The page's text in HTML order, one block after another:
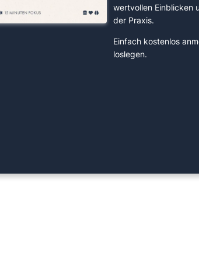
wertvollen Einblicken
der Praxis.
Einfach kostenlos
loslegen.